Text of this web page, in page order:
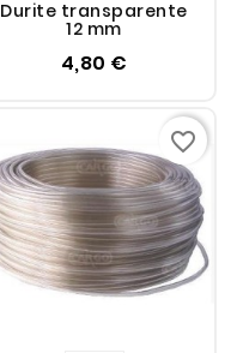
Durite transparente
12 mm
4,80 €
favorite_border